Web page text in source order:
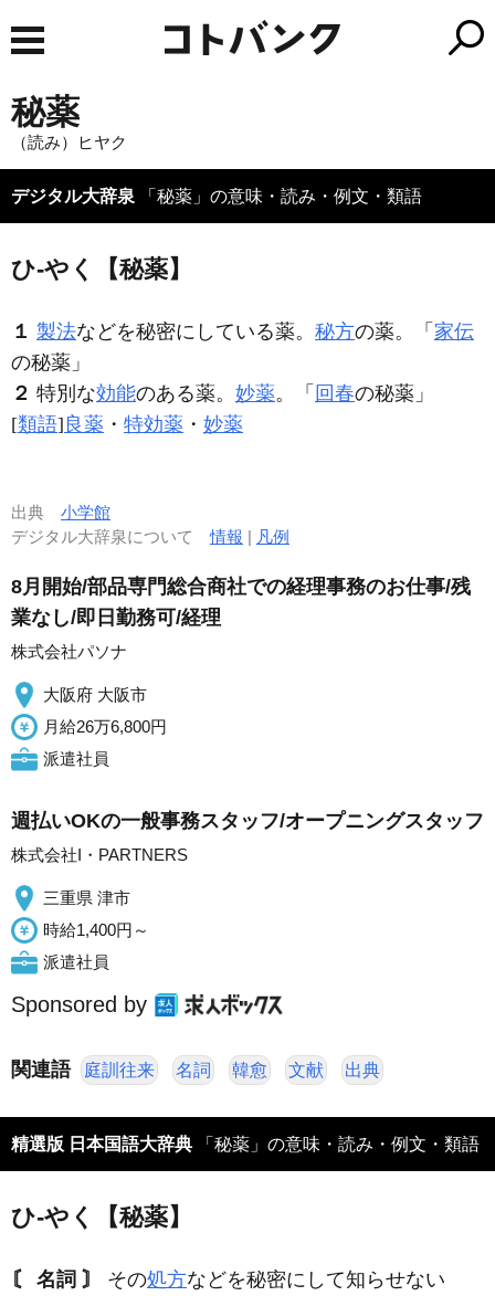
秘薬
（読み）ヒヤク
デジタル大辞泉 「秘薬」の意味・読み・例文・類語
ひ‐やく【秘薬】
１ 製法などを秘密にしている薬。 秘方の薬。「 家伝
の秘薬 」
２ 特別な効能のある薬。 妙薬。「 回春の秘薬 」
[類語] 良薬 ・ 特効薬 ・ 妙薬
出典 小学館
デジタル大辞泉について情報 | 凡例
8月開始/部品専門総合商社での経理事務のお仕事/残
業なし/即日勤務可/経理
株式会社パソナ
大阪府 大阪市
月給26万6,800円
派遣社員
週払いOKの一般事務スタッフ/オープニングスタッフ
株式会社I・PARTNERS
三重県 津市
時給1,400円～
派遣社員
Sponsored by
関連語 庭訓往来 名詞 韓愈 文献 出典
精選版 日本国語大辞典 「秘薬」の意味・読み・例文・類語
ひ‐やく【秘薬】
〘 名詞 〙 その処方などを秘密にして知らせない